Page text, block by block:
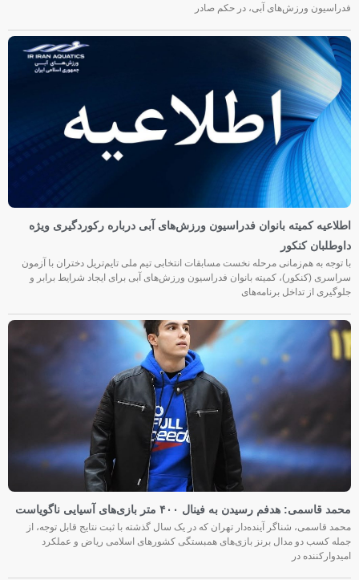
فدراسیون ورزش‌های آبی، در حکم صادر
اطلاعیه کمیته بانوان فدراسیون ورزش‌های آبی درباره رکوردگیری ویژه
داوطلبان کنکور
با توجه به هم‌زمانی مرحله نخست مسابقات انتخابی تیم ملی تایم‌تریل دختران با آزمون
سراسری (کنکور)، کمیته بانوان فدراسیون ورزش‌های آبی برای ایجاد شرایط برابر و
جلوگیری از تداخل برنامه‌های
محمد قاسمی: هدفم رسیدن به فینال ۴۰۰ متر بازی‌های آسیایی ناگویاست
محمد قاسمی، شناگر آینده‌دار تهران که در یک سال گذشته با ثبت نتایج قابل توجه، از
جمله کسب دو مدال برنز بازی‌های همبستگی کشورهای اسلامی ریاض و عملکرد
امیدوارکننده در